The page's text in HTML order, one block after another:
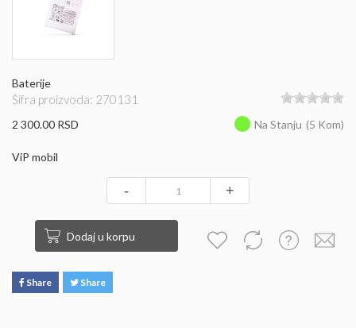
Baterije
Šifra proizvoda: 270131
2 300.00 RSD Na Stanju (5 Kom)
ViP mobil
- +
Dodaj u korpu
Share Share